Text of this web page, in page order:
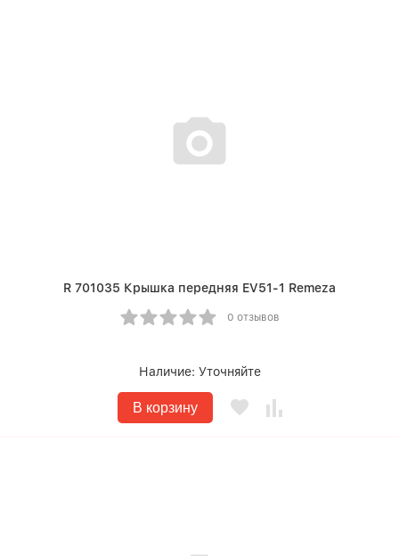
R 701035 Крышка передняя EV51-1 Remeza
0 отзывов
Наличие: Уточняйте
В корзину